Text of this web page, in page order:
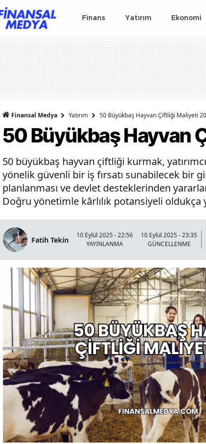
Finans Yatırım Ekonomi
Finansal Medya Yatırım 50 Büyükbaş Hayvan Çiftliği Maliyeti
50 Büyükbaş Hayvan
50 büyükbaş hayvan çiftliği kurmak,
yönelik güvenli bir iş fırsatı sunabilecek bir
planlanması ve devlet desteklerinden
Doğru yönetimle kârlılık potansiyeli oldukça
Fatih Tekin
10 Eylül 2025 - 22:56
YAYINLANMA
10 Eylül 2025 - 23:35
GÜNCELLENME